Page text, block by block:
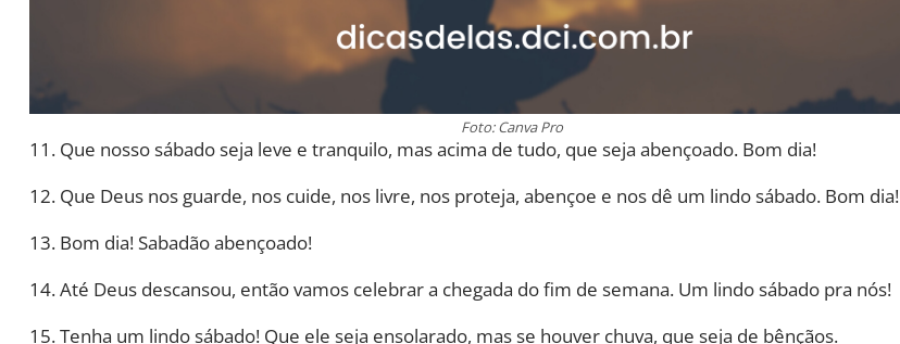
Foto: Canva Pro
11. Que nosso sábado seja leve e tranquilo, mas acima de tudo, que seja abençoado. Bom dia!
12. Que Deus nos guarde, nos cuide, nos livre, nos proteja, abençoe e nos dê um lindo sábado. Bom dia!
13. Bom dia! Sabadão abençoado!
14. Até Deus descansou, então vamos celebrar a chegada do fim de semana. Um lindo sábado pra nós!
15. Tenha um lindo sábado! Que ele seja ensolarado, mas se houver chuva, que seja de bênçãos.